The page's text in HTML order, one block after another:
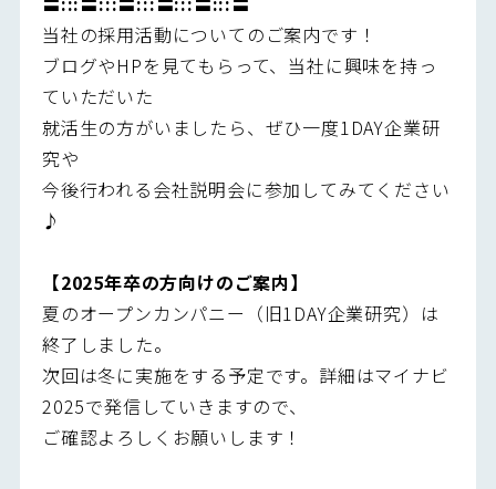
当社の採用活動についてのご案内です！
ブログやHPを見てもらって、当社に興味を持っ
ていただいた
就活生の方がいましたら、ぜひ一度1DAY企業研
究や
今後行われる会社説明会に参加してみてください
♪
【2025年卒の方向けのご案内】
夏のオープンカンパニー（旧1DAY企業研究）は
終了しました。
次回は冬に実施をする予定です。詳細はマイナビ
2025で発信していきますので、
ご確認よろしくお願いします！